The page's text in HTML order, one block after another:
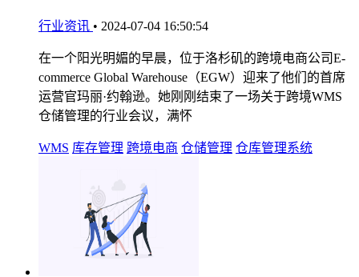
行业资讯 • 2024-07-04 16:50:54
在一个阳光明媚的早晨，位于洛杉矶的跨境电商公司E-
commerce Global Warehouse（EGW）迎来了他们的首席
运营官玛丽·约翰逊。她刚刚结束了一场关于跨境WMS
仓储管理的行业会议，满怀
WMS 库存管理 跨境电商 仓储管理 仓库管理系统